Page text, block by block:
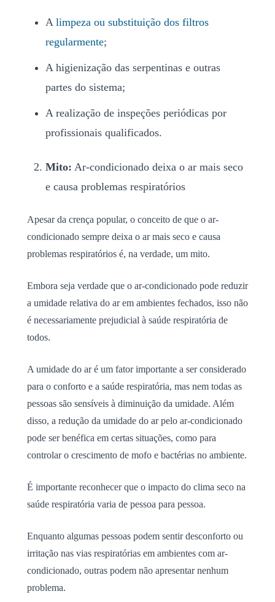
A limpeza ou substituição dos filtros
regularmente;
A higienização das serpentinas e outras
partes do sistema;
A realização de inspeções periódicas por
profissionais qualificados.
Mito: Ar-condicionado deixa o ar mais seco
e causa problemas respiratórios
Apesar da crença popular, o conceito de que o ar-
condicionado sempre deixa o ar mais seco e causa
problemas respiratórios é, na verdade, um mito.
Embora seja verdade que o ar-condicionado pode reduzir
a umidade relativa do ar em ambientes fechados, isso não
é necessariamente prejudicial à saúde respiratória de
todos.
A umidade do ar é um fator importante a ser considerado
para o conforto e a saúde respiratória, mas nem todas as
pessoas são sensíveis à diminuição da umidade. Além
disso, a redução da umidade do ar pelo ar-condicionado
pode ser benéfica em certas situações, como para
controlar o crescimento de mofo e bactérias no ambiente.
É importante reconhecer que o impacto do clima seco na
saúde respiratória varia de pessoa para pessoa.
Enquanto algumas pessoas podem sentir desconforto ou
irritação nas vias respiratórias em ambientes com ar-
condicionado, outras podem não apresentar nenhum
problema.